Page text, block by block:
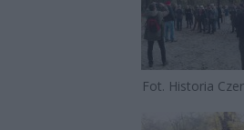
Fot. Historia